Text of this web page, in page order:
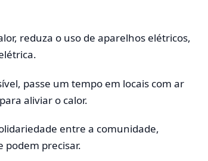
reduza o uso de aparelhos elétricos,
passe um tempo em locais com ar
aliviar o calor.
entre a comunidade,
podem precisar.